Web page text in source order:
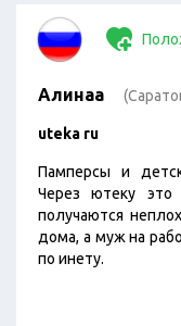
Алинаа
uteka ru
Памперсы и
Через ютеку это
получаются
дома, а муж на
по инету.